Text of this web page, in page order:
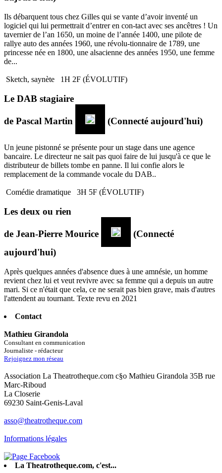
Ils débarquent tous chez Gilles qui se vante d’avoir inventé un
logiciel qui lui permettrait d’entrer en con-tact avec ses ancêtres ! Un
tavernier de l’an 1650, un moine de l’année 1400, une pilote de
rallye auto des années 1960, une révolu-tionnaire de 1789, une
princesse née en 1800, une alsacienne des années 1950, une femme
de...
Sketch, saynète 1H 2F (ÉVOLUTIF)
Le DAB stagiaire
de Pascal Martin (Connecté aujourd'hui)
Un jeune pistonné se présente pour un stage dans une agence
bancaire. Le directeur ne sait pas quoi faire de lui jusqu'à ce que le
distributeur de billets tombe en panne. Il lui confie alors le
remplacement de la commande vocale du DAB..
Comédie dramatique 3H 5F (ÉVOLUTIF)
Les deux ou rien
de Jean-Pierre Mourice
(Connecté
aujourd'hui)
Après quelques années d'absence dues à une amnésie, un homme
revient chez lui et veut revivre avec sa femme qui a depuis un autre
mari. Si ce n'était que cela, ce ne serait pas bien grave, mais d'autres
l'attendent au tournant. Texte revu en 2021
Contact
Mathieu Girandola
Consultant en communication
Journaliste - rédacteur
Rejoignez mon réseau
Association La Theatrotheque.com c§o Mathieu Girandola 35B rue
Marc-Riboud
La Closerie
69230 Saint-Genis-Laval
asso@theatrotheque.com
Informations légales
La Theatrotheque.com, c'est...